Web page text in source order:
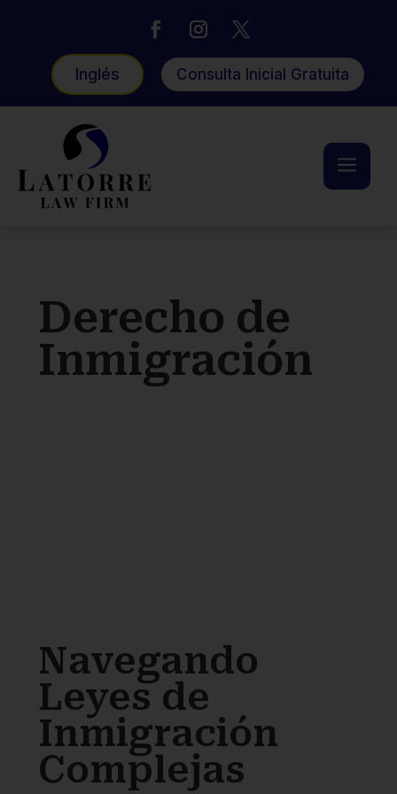
Inglés Consulta Inicial Gratuita
a
Derecho de
Inmigración
Navegando
Leyes de
Inmigración
Complejas